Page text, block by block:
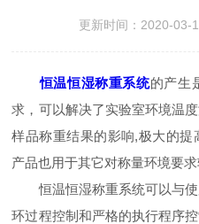
更新时间：2020-
恒温恒湿称重系统的产生
求，可以解决了实验室环境温
样品称重结果的影响,极大的
产品也用于其它对称量环境要求
恒温恒湿称重系统可以与使
环过程控制和严格的执行程序